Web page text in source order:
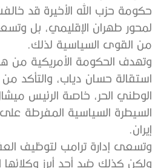
حكومة حزب الله الأخيرة قد
لمحور طهران الإقليمي، بل
من القوى السياسية لذلك.
وتهدف الحكومة الأمريكية من
استقالة حسان دياب، والتأكد
الوطني الحر، خاصة الرئيس
السيطرة السياسية المفرطة
إيران.
وتسعى إدارة ترامب لتوظيف
ولكن كذلك ضد أحد أبرز وكلائها